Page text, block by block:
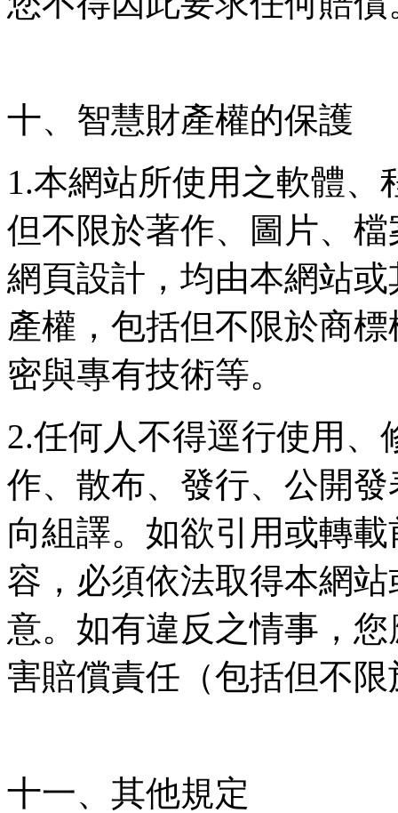
十、智慧財產權的保護
1.本網站所使用之軟體
但不限於著作、圖片、
網頁設計，均由本網站
產權，包括但不限於商
密與專有技術等。
2.任何人不得逕行使用、
作、散布、發行、公開
向組譯。如欲引用或轉
容，必須依法取得本網
意。如有違反之情事，
害賠償責任（包括但不
十一、其他規定